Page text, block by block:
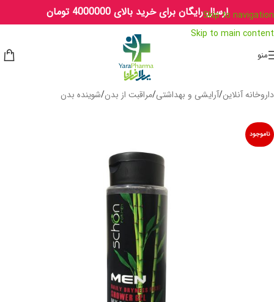
Skip to navigation
Skip to main content
ارسال رایگان برای خرید بالای 4000000 تومان
منو
داروخانه آنلاین/آرایشی و بهداشتی/مراقبت از بدن/شوینده بدن
ناموجود